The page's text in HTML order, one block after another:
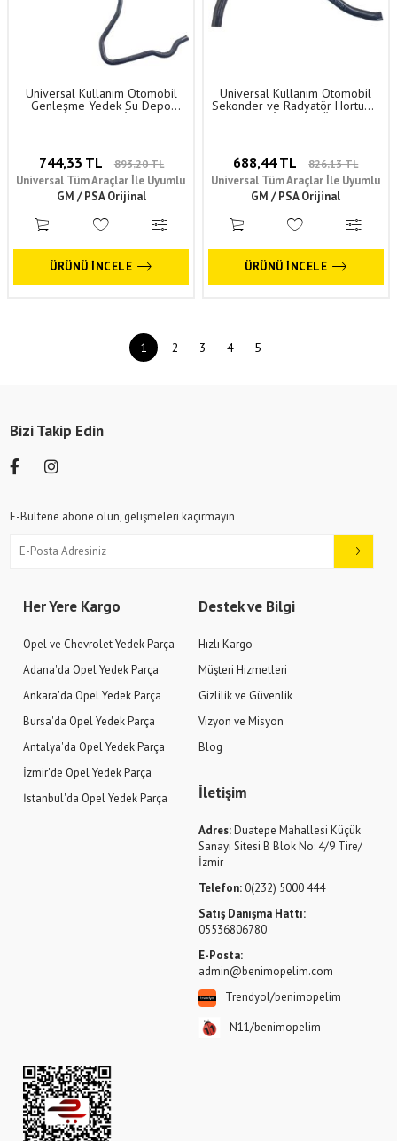
Universal Kullanım Otomobil
Genleşme Yedek Su Depo
Hortumu 98 CM (İstenilen
744,33 TL 893,20 TL
Universal Tüm Araçlar İle Uyumlu
GM / PSA Orijinal
ÜRÜNÜ İNCELE
Universal Kullanım Otomobil
Sekonder ve Radyatör Hortumu
62 CM (İstenilen Ölçüde
688,44 TL 826,13 TL
Universal Tüm Araçlar İle Uyumlu
GM / PSA Orijinal
ÜRÜNÜ İNCELE
1 2 3 4 5
Her Yere Kargo
Opel ve Chevrolet Yedek Parça
Adana'da Opel Yedek Parça
Ankara'da Opel Yedek Parça
Bursa'da Opel Yedek Parça
Antalya'da Opel Yedek Parça
İzmir'de Opel Yedek Parça
İstanbul'da Opel Yedek Parça
Destek ve Bilgi
Hızlı Kargo
Müşteri Hizmetleri
Gizlilik ve Güvenlik
Vizyon ve Misyon
Blog
İletişim
Adres:Duatepe Mahallesi Küçük
Sanayi Sitesi B Blok No: 4/9 Tire/
İzmir
Telefon: 0(232) 5000 444
Satış Danışma Hattı:
05536806780
E-Posta:
admin@benimopelim.com
Trendyol/benimopelim
N11/benimopelim
Bizi Takip Edin
E-Bültene abone olun, gelişmeleri kaçırmayın